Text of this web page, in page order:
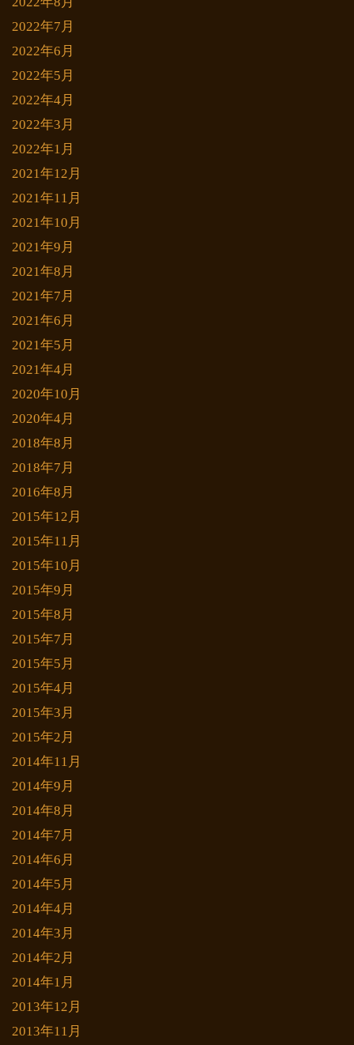
2022年7月
2022年6月
2022年5月
2022年4月
2022年3月
2022年1月
2021年12月
2021年11月
2021年10月
2021年9月
2021年8月
2021年7月
2021年6月
2021年5月
2021年4月
2020年10月
2020年4月
2018年8月
2018年7月
2016年8月
2015年12月
2015年11月
2015年10月
2015年9月
2015年8月
2015年7月
2015年5月
2015年4月
2015年3月
2015年2月
2014年11月
2014年9月
2014年8月
2014年7月
2014年6月
2014年5月
2014年4月
2014年3月
2014年2月
2014年1月
2013年12月
2013年11月